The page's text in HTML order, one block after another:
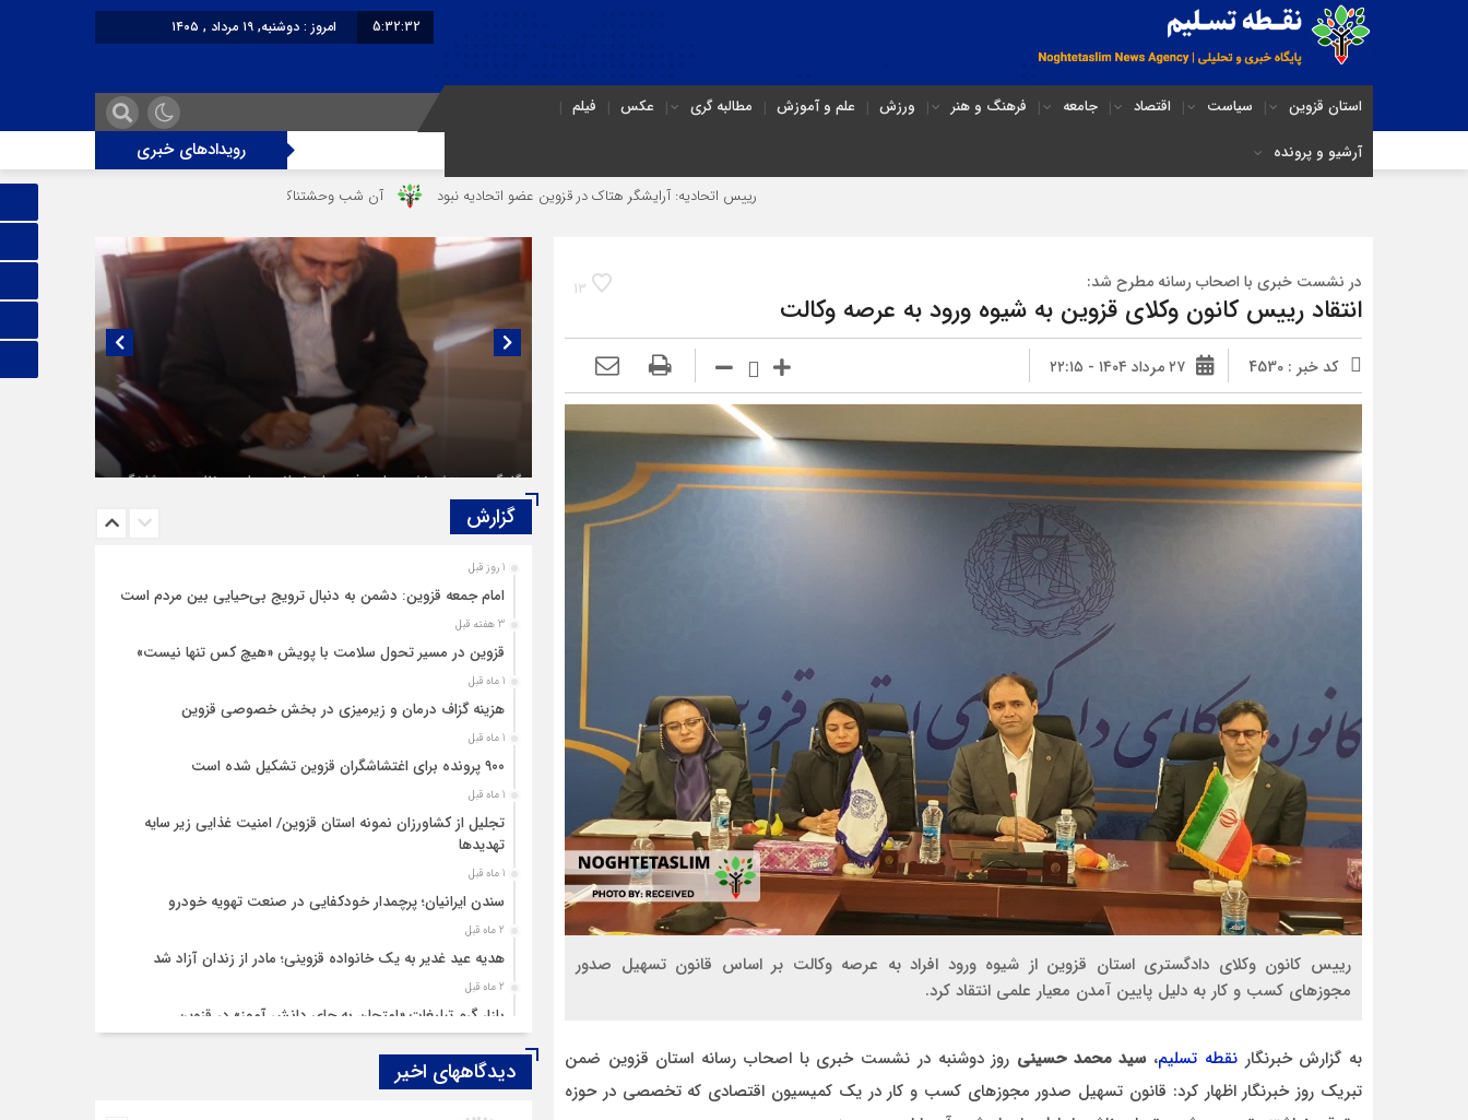
5:32:32
امروز : دوشنبه, ۱۹ مرداد , ۱۴۰۵
استان قزوین سیاست اقتصاد جامعه فرهنگ و هنر ورزش علم و آموزش مطالبه گری عکس
فیلم
آرشیو و پرونده
رویدادهای خبری
رییس اتحادیه: آرایشگر هتاک در قزوین عضو اتحادیه نبود آن شب وحشتناک در خانه «عصمت»
13 در نشست خبری با اصحاب رسانه مطرح شد:
انتقاد رییس کانون وکلای قزوین به شیوه ورود به عرصه وکالت
کد خبر : 4530 ۲۷ مرداد ۱۴۰۴ - ۲۲:۱۵
رییس کانون وکلای دادگستری استان قزوین از شیوه ورود افراد به عرصه وکالت بر اساس قانون تسهیل صدور
مجوزهای کسب و کار به دلیل پایین آمدن معیار علمی انتقاد کرد.
به گزارش خبرنگارنقطه تسلیم،سید محمد حسینی روز دوشنبه در نشست خبری با اصحاب رسانه استان قزوین ضمن
تبریک روز خبرنگار اظهار کرد: قانون تسهیل صدور مجوزهای کسب و کار در یک کمیسیون اقتصادی که تخصصی در حوزه
گفتگویی منتشر نشده با پروفسور اهرنجانی، صاحب نظریه سه‌ شاخگی
گزارش‌
1 روز قبل
امام جمعه قزوین: دشمن به دنبال ترویج بی‌حیایی بین مردم است
3 هفته قبل
قزوین در مسیر تحول سلامت با پویش «هیچ‌ کس تنها نیست»
1 ماه قبل
هزینه‌ گزاف درمان و زیرمیزی در بخش خصوصی قزوین
1 ماه قبل
۹۰۰ پرونده برای اغتشاشگران قزوین تشکیل شده است
1 ماه قبل
تجلیل از کشاورزان نمونه استان قزوین/ امنیت غذایی زیر سایه
تهدیدها
1 ماه قبل
سندن ایرانیان؛ پرچمدار خودکفایی در صنعت تهویه خودرو
2 ماه قبل
هدیه عید غدیر به یک خانواده قزوینی؛ مادر از زندان آزاد شد
2 ماه قبل
بازار گرم تبلیغات «امتحان به جای دانش‌ آموز» در قزوین
قزوین ۱۴۰۴، گام‌هایی در سایه چالش‌ها
دیدگاههای اخیر